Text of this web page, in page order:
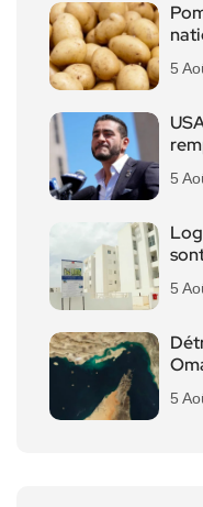
5
5
5
5